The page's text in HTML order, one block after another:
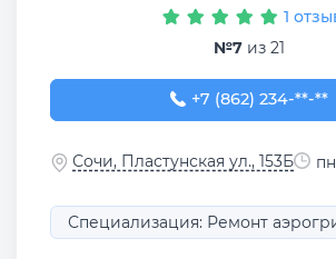
1
№7 из 21
+7 (862) 234-11-77
+7 (862) 234-**-**
Сочи, Пластунская ул., 153Б
Специализация: Ремонт